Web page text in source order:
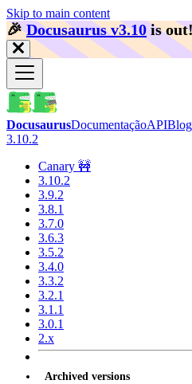
Skip to main content
🎉️Docusaurus v3.10 is
DocusaurusDocumentaçãoAPIBlog
3.10.2
Canary 🚧
3.10.2
3.9.2
3.8.1
3.7.0
3.6.3
3.5.2
3.4.0
3.3.2
3.2.1
3.1.1
3.0.1
2.x
Archived versions